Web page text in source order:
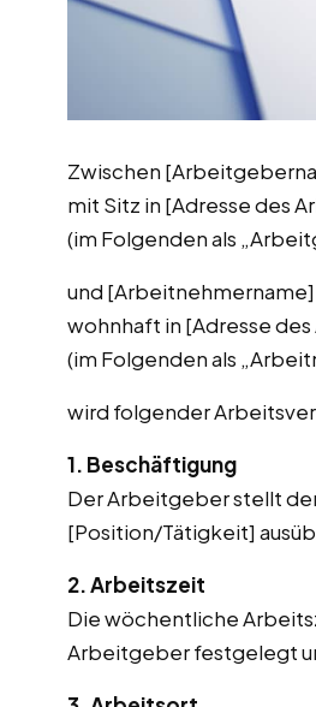
Zwischen
mit Sitz in [Adresse des
(im Folgenden als
und [Arbeitnehmername]
wohnhaft in [Adresse
(im Folgenden als
wird folgender
1. Beschäftigung
Der Arbeitgeber stellt
[Position/Tätigkeit]
2. Arbeitszeit
Die wöchentliche
Arbeitgeber festgelegt